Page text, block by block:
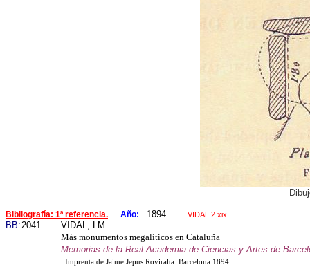
Bibliografía: 1ª referencia. Año: 1894 VIDAL 2 xix
BB:2041
VIDAL, LM
Más monumentos megalíticos en Cataluña
Memorias de la Real Academia de Ciencias y Artes de
. Imprenta de Jaime Jepus Roviralta. Barcelona 1894